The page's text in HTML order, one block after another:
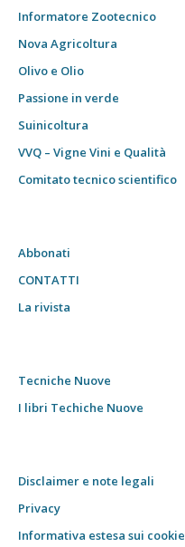
Informatore Zootecnico
Nova Agricoltura
Olivo e Olio
Passione in verde
Suinicoltura
VVQ – Vigne Vini e Qualità
Comitato tecnico scientifico
Abbonati
CONTATTI
La rivista
Tecniche Nuove
I libri Techiche Nuove
Disclaimer e note legali
Privacy
Informativa estesa sui cookie